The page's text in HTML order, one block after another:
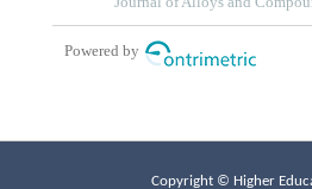
Copyright © Higher